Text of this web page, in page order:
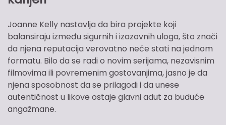
Joanne Kelly nastavlja da bira projekte koji
balansiraju između sigurnih i izazovnih uloga, što znači
da njena reputacija verovatno neće stati na jednom
formatu. Bilo da se radi o novim serijama, nezavisnim
filmovima ili povremenim gostovanjima, jasno je da
njena sposobnost da se prilagodi i da unese
autentičnost u likove ostaje glavni adut za buduće
angažmane.